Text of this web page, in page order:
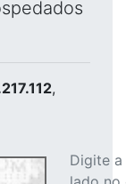
,
Digite